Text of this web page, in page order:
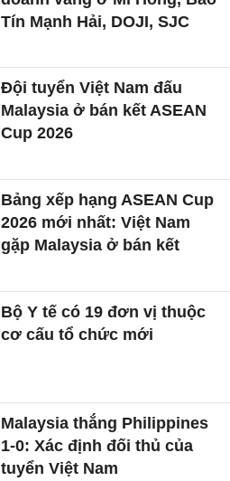
Tín Mạnh Hải, DOJI, SJC
Đội tuyển Việt Nam đấu
Malaysia ở bán kết ASEAN
Cup 2026
Bảng xếp hạng ASEAN Cup
2026 mới nhất: Việt Nam
gặp Malaysia ở bán kết
Bộ Y tế có 19 đơn vị thuộc
cơ cấu tổ chức mới
Malaysia thắng Philippines
1-0: Xác định đối thủ của
tuyển Việt Nam